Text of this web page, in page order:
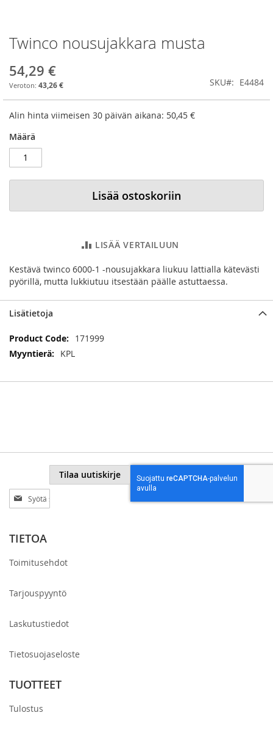
Skip
to
the
beginning
of
the
images
Twinco nousujakkara musta
54,29 €
43,26 € SKU E4484
Alin hinta viimeisen 30 päivän aikana: 50,45 €
Määrä
Lisää ostoskoriin
LISÄÄ VERTAILUUN
Kestävä twinco 6000-1 -nousujakkara liukuu lattialla kätevästi
pyörillä, mutta lukkiutuu itsestään päälle astuttaessa.
Lisätietoja
Lisätietoja
171999
KPL
Tilaa
uutiskirjeemme:
Tilaa uutiskirje
TIETOA
Toimitusehdot
Tarjouspyyntö
Laskutustiedot
Tietosuojaseloste
TUOTTEET
Tulostus